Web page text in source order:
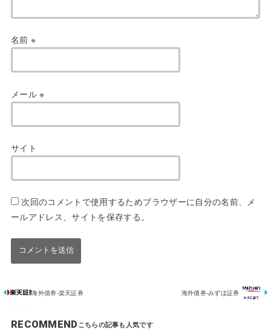
名前 ※
メール※
サイト
次回のコメントで使用するためブラウザーに自分の名前、メ
ールアドレス、サイトを保存する。
海外債券-楽天証券 海外債券-みずほ証券
RECOMMEND